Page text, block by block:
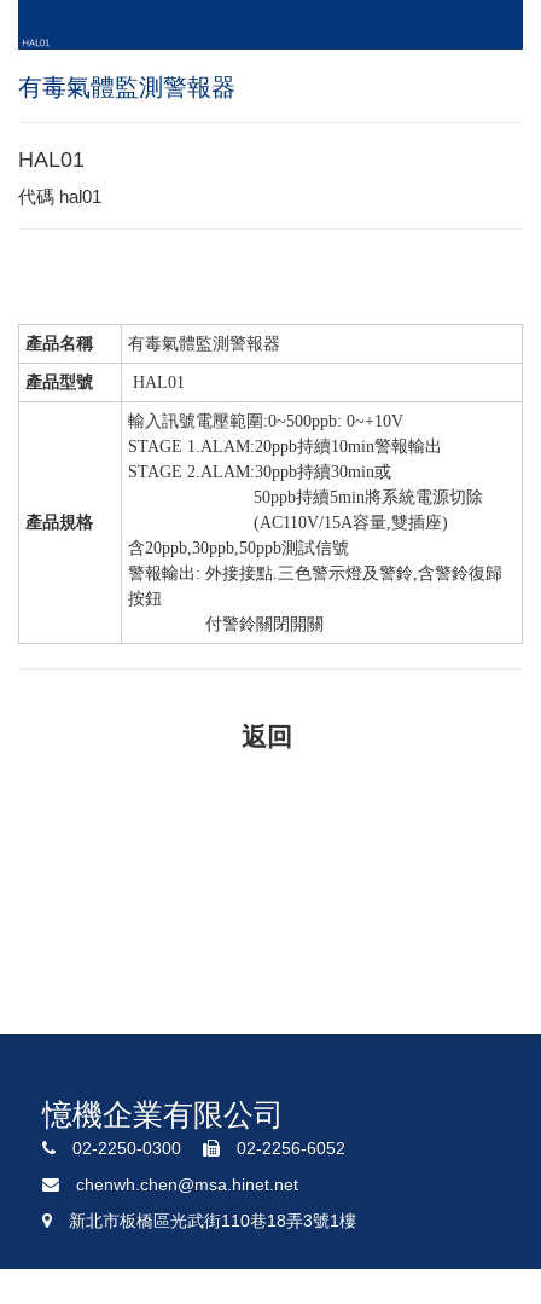
有毒氣體監測警報器
HAL01
代碼 hal01
產品名稱 有毒氣體監測警報器
產品型號 HAL01
產品規格
輸入訊號電壓範圍:0~500ppb: 0~+10V
STAGE 1.ALAM:20ppb持續10min警報輸出
STAGE 2.ALAM:30ppb持續30min或
50ppb持續5min將系統電源切除
(AC110V/15A容量,雙插座)
含20ppb,30ppb,50ppb測試信號
警報輸出: 外接接點.三色警示燈及警鈴,含警鈴復歸
按鈕
付警鈴關閉開關
憶機企業有限公司
02-2250-0300
02-2256-6052
chenwh.chen@msa.hinet.net
新北市板橋區光武街110巷18弄3號1樓